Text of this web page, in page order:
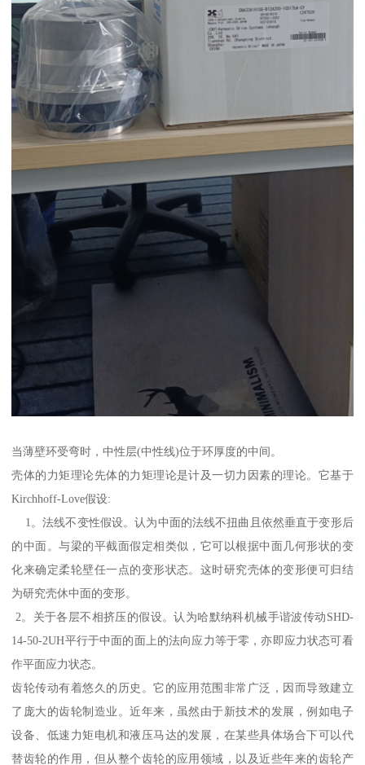
当薄壁环受弯时，中性层(中性线)位于环厚度的中间。
壳体的力矩理论先体的力矩理论是计及一切力因素的理论。它基于
Kirchhoff-Love假设:
1。法线不变性假设。认为中面的法线不扭曲且依然垂直于变形后
的中面。与梁的平截面假定相类似，它可以根据中面几何形状的变
化来确定柔轮壁任一点的变形状态。这时研究壳体的变形便可归结
为研究壳休中面的变形。
2。关于各层不相挤压的假设。认为哈默纳科机械手谐波传动SHD-
14-50-2UH平行于中面的面上的法向应力等于零，亦即应力状态可看
作平面应力状态。
齿轮传动有着悠久的历史。它的应用范围非常广泛，因而导致建立
了庞大的齿轮制造业。近年来，虽然由于新技术的发展，例如电子
设备、低速力矩电机和液压马达的发展，在某些具体场合下可以代
替齿轮的作用，但从整个齿轮的应用领域，以及近些年来的齿轮产